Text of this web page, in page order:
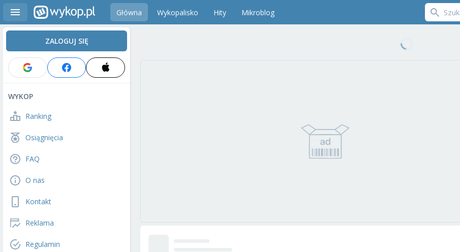
Główna Wykopalisko Hity Mikroblog
ZALOGUJ SIĘ
WYKOP
Ranking
Osiągnięcia
FAQ
O nas
Kontakt
Reklama
Regulamin